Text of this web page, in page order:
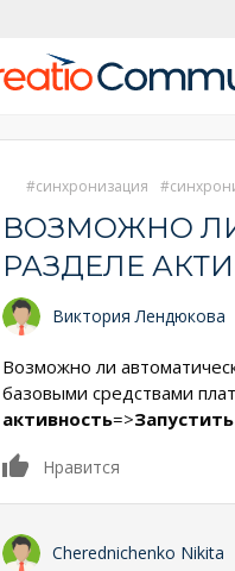
синхронизация
ВОЗМОЖНО ЛИ
РАЗДЕЛЕ
Виктория Лендюкова
Возможно ли
базовыми средствами
активность=>
0
Нравится
Cherednichenko Nikita